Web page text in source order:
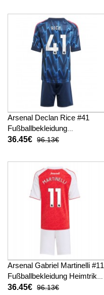
Arsenal Declan Rice #41
Fußballbekleidung
Auswärtstrikot Kinder 2025-
36.45€ 96.13€
Arsenal Gabriel Martinelli #11
Fußballbekleidung Heimtrikot
Kinder 2025-26 Kurzarm (+
36.45€ 96.13€